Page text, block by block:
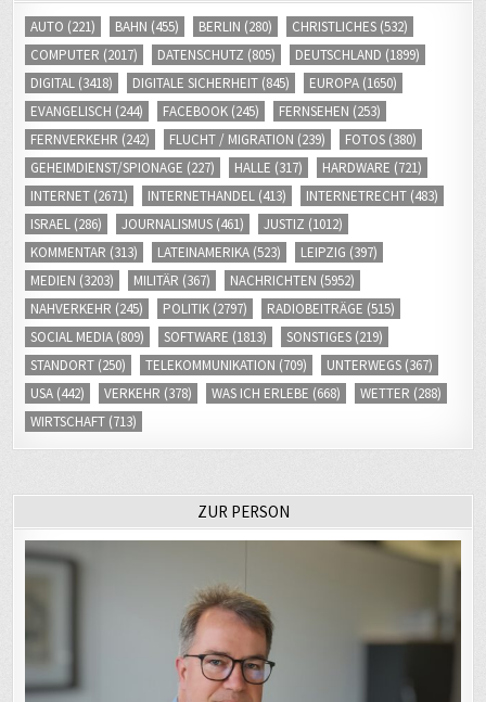
AUTO (221) BAHN (455) BERLIN (280) CHRISTLICHES (532)
COMPUTER (2017) DATENSCHUTZ (805) DEUTSCHLAND (1899)
DIGITAL (3418) DIGITALE SICHERHEIT (845) EUROPA (1650)
EVANGELISCH (244) FACEBOOK (245) FERNSEHEN (253)
FERNVERKEHR (242) FLUCHT / MIGRATION (239) FOTOS (380)
GEHEIMDIENST/SPIONAGE (227) HALLE (317) HARDWARE (721)
INTERNET (2671) INTERNETHANDEL (413) INTERNETRECHT (483)
ISRAEL (286) JOURNALISMUS (461) JUSTIZ (1012)
KOMMENTAR (313) LATEINAMERIKA (523) LEIPZIG (397)
MEDIEN (3203) MILITÄR (367) NACHRICHTEN (5952)
NAHVERKEHR (245) POLITIK (2797) RADIOBEITRÄGE (515)
SOCIAL MEDIA (809) SOFTWARE (1813) SONSTIGES (219)
STANDORT (250) TELEKOMMUNIKATION (709) UNTERWEGS (367)
USA (442) VERKEHR (378) WAS ICH ERLEBE (668) WETTER (288)
WIRTSCHAFT (713)
ZUR PERSON